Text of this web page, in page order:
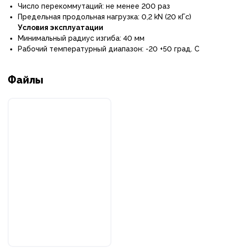
Число перекоммутаций: не менее 200 раз
Предельная продольная нагрузка: 0,2 kN (20 кГс)
Условия эксплуатации
Минимальный радиус изгиба: 40 мм
Рабочий температурный диапазон: -20 +50 град. С
Файлы